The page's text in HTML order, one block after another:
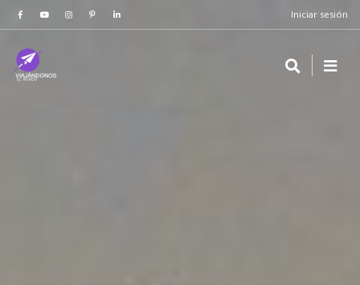
Iniciar sesión